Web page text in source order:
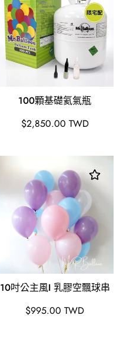
100顆基礎氦氣瓶
原
$2,850.00 TWD
10吋公主風I 乳膠空飄球串
原
$995.00 TWD